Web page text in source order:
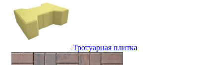
Тротуарная плитка